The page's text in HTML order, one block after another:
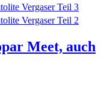
Vergaser Teil 3
Vergaser Teil 2
Meet, auch